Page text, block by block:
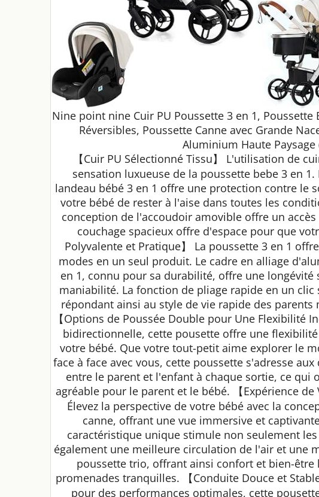
Nine point nine Cuir PU Poussette 3 en 1,
Réversibles, Poussette Canne avec Grande
Aluminium Haute Paysage
【Cuir PU Sélectionné Tissu】 L'utilisation de
sensation luxueuse de la poussette bebe 3 en
landeau bébé 3 en 1 offre une protection contre le
votre bébé de rester à l'aise dans toutes les
conception de l'accoudoir amovible offre un
couchage spacieux offre d'espace pour que
Polyvalente et Pratique】 La poussette 3 en 1
modes en un seul produit. Le cadre en alliage
en 1, connu pour sa durabilité, offre une
maniabilité. La fonction de pliage rapide en un
répondant ainsi au style de vie rapide des
【Options de Poussée Double pour Une Flexibilité
bidirectionnelle, cette pousette offre une
votre bébé. Que votre tout-petit aime explorer le
face à face avec vous, cette poussette s'adresse
entre le parent et l'enfant à chaque sortie, ce qui
agréable pour le parent et le bébé. 【Expérience de
Élevez la perspective de votre bébé avec la
canne, offrant une vue immersive et
caractéristique unique stimule non seulement
également une meilleure circulation de l'air et une
poussette trio, offrant ainsi confort et bien-
promenades tranquilles. 【Conduite Douce et
pour des performances optimales, cette